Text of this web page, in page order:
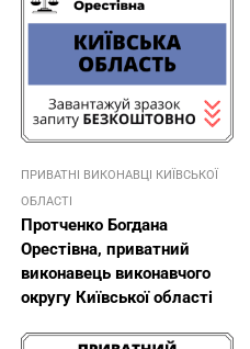
ПРИВАТНІ ВИКОНАВЦІ КИЇВСЬКОЇ
ОБЛАСТІ
Протченко Богдана
Орестівна, приватний
виконавець виконавчого
округу Київської області